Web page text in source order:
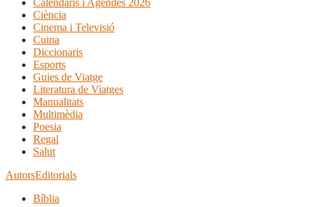
Calendaris i Agendes 2026
Ciència
Cinema i Televisió
Cuina
Diccionaris
Esports
Guies de Viatge
Literatura de Viatges
Manualitats
Multimèdia
Poesia
Regal
Salut
AutorsEditorials
Bíblia